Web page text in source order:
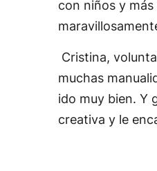
con niños y
Cristina,
muchas
ido muy bien. Y
creativa y le